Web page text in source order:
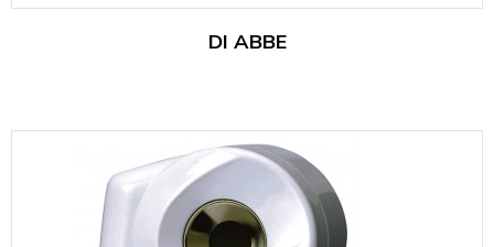
DI ABBE